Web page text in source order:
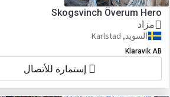
Skogsvinch Överum Hero
مزاد
السويد, Karlstad
Klaravik AB
إستمارة للأتصال